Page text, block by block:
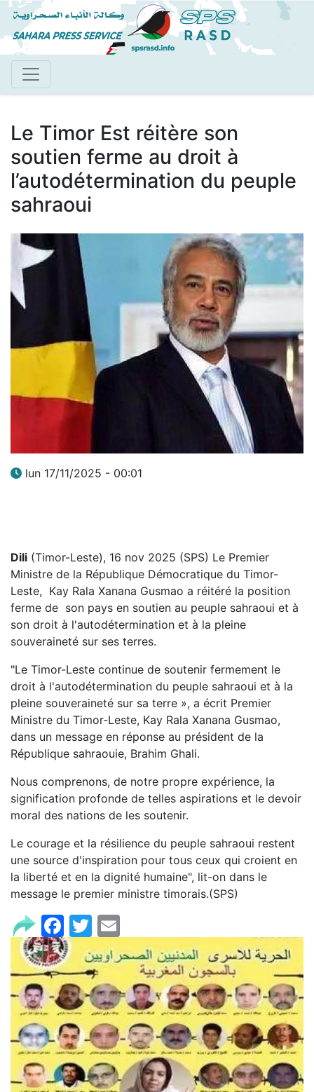
Aller
au
contenu
Le Timor Est réitère son
soutien ferme au droit à
l’autodétermination du peuple
sahraoui
lun 17/11/2025 - 00:01
Dili (Timor-Leste), 16 nov 2025 (SPS) Le Premier
Ministre de la République Démocratique du Timor-
Leste, Kay Rala Xanana Gusmao a réitéré la position
ferme de son pays en soutien au peuple sahraoui et à
son droit à l'autodétermination et à la pleine
souveraineté sur ses terres.
"Le Timor-Leste continue de soutenir fermement le
droit à l'autodétermination du peuple sahraoui et à la
pleine souveraineté sur sa terre », a écrit Premier
Ministre du Timor-Leste, Kay Rala Xanana Gusmao,
dans un message en réponse au président de la
République sahraouie, Brahim Ghali.
Nous comprenons, de notre propre expérience, la
signification profonde de telles aspirations et le devoir
moral des nations de les soutenir.
Le courage et la résilience du peuple sahraoui restent
une source d'inspiration pour tous ceux qui croient en
la liberté et en la dignité humaine", lit-on dans le
message le premier ministre timorais.(SPS)
Facebook
Twitter